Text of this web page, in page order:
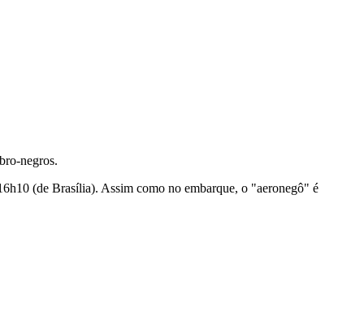
negros.
(de Brasília). Assim como no embarque, o "aeronegô" é